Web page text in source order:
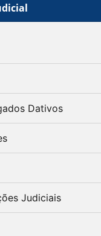
Dativos
Judiciais